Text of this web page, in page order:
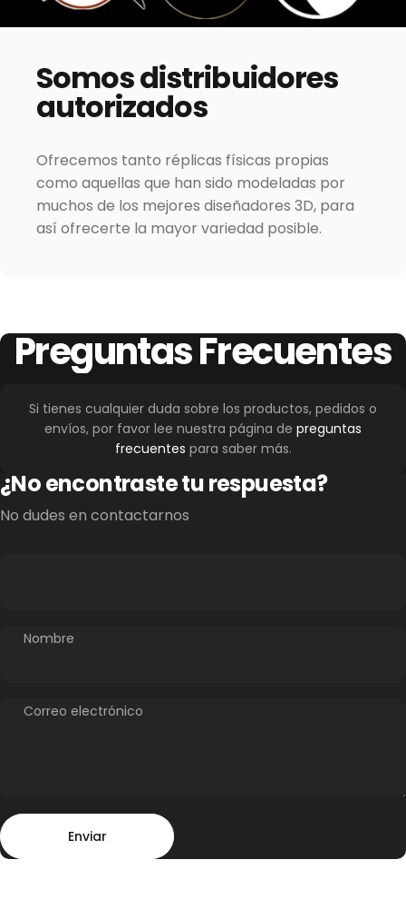
Somosdistribuidores
autorizados
Ofrecemos tanto réplicas físicas propias
como aquellas que han sido modeladas por
muchos de los mejores diseñadores 3D, para
así ofrecerte la mayor variedad posible.
PreguntasFrecuentes
Si tienes cualquier duda sobre los productos, pedidos o
envíos, por favor lee nuestra página de preguntas
frecuentes para saber más.
¿No encontraste tu respuesta?
No dudes en contactarnos
Nombre
Correo electrónico
Enviar
Enviar